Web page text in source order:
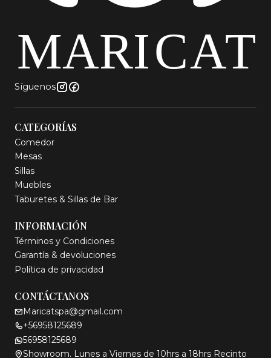
Síguenos
CATEGORÍAS
Comedor
Mesas
Sillas
Muebles
Taburetes & Sillas de Bar
INFORMACIÓN
Términos y Condiciones
Garantía & devoluciones
Política de privacidad
CONTÁCTANOS
Maricatspa@gmail.com
+56958125689
56958125689
Showroom. Lunes a Viernes de 10hrs a 18hrs Recinto